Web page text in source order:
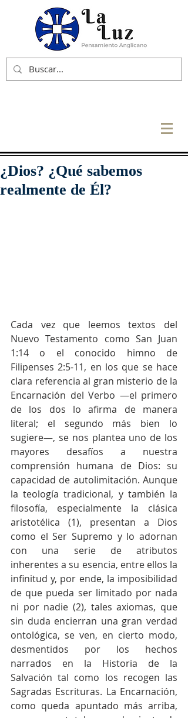
¿Dios? ¿Qué sabemos
realmente de Él?
Cada vez que leemos textos del
Nuevo Testamento como San Juan
1:14 o el conocido himno de
Filipenses 2:5-11, en los que se hace
clara referencia al gran misterio de la
Encarnación del Verbo —el primero
de los dos lo afirma de manera
literal; el segundo más bien lo
sugiere—, se nos plantea uno de los
mayores desafíos a nuestra
comprensión humana de Dios: su
capacidad de autolimitación. Aunque
la teología tradicional, y también la
filosofía, especialmente la clásica
aristotélica (1), presentan a Dios
como el Ser Supremo y lo adornan
con una serie de atributos
inherentes a su esencia, entre ellos la
infinitud y, por ende, la imposibilidad
de que pueda ser limitado por nada
ni por nadie (2), tales axiomas, que
sin duda encierran una gran verdad
ontológica, se ven, en cierto modo,
desmentidos por los hechos
narrados en la Historia de la
Salvación tal como los recogen las
Sagradas Escrituras. La Encarnación,
como queda apuntado más arriba,